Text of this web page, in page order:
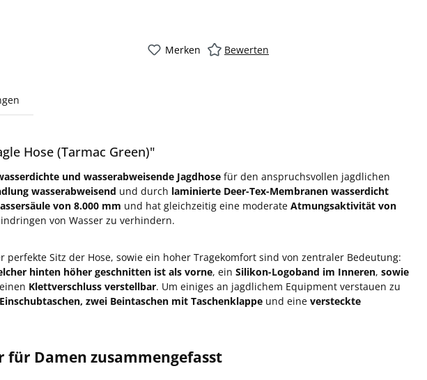
Merken Bewerten
Hose (Tarmac Green)"
und wasserabweisende Jagdhose für den anspruchsvollen jagdlichen
wasserabweisend und durch laminierte Deer-Tex-Membranen wasserdicht
von 8.000 mm und hat gleichzeitig eine moderate Atmungsaktivität von
von Wasser zu verhindern.
perfekte Sitz der Hose, sowie ein hoher Tragekomfort sind von zentraler Bedeutung:
hinten höher geschnitten ist als vorne, ein Silikon-Logoband im Inneren, sowie
Klettverschluss verstellbar. Um einiges an jagdlichem Equipment verstauen zu
zwei Beintaschen mit Taschenklappe und eine versteckte
für Damen zusammengefasst